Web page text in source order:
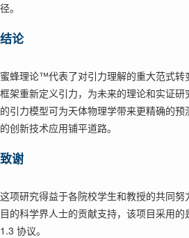
径。
结论
蜜蜂理论™代表了对引力理解的重大范式转
框架重新定义引力，为未来的理论和实证
的引力模型可为天体物理学带来更精确的
的创新技术应用铺平道路。
致谢
这项研究得益于各院校学生和教授的共同
目的科学界人士的贡献支持，该项目采用
1.3 协议。